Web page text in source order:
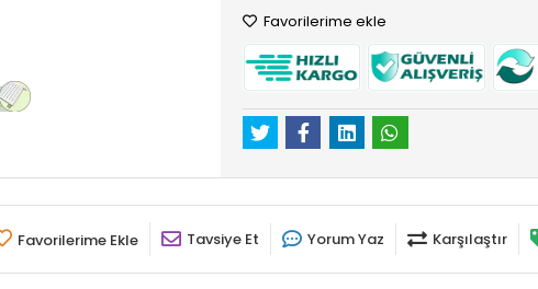
Favorilerime ekle
Favorilerime Ekle Tavsiye Et Yorum Yaz Karşılaştır